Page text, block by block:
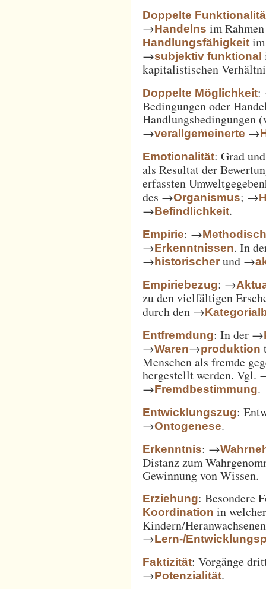
Doppelte
→Handelns im
Handlungsfähigkeit
→subjektiv funktional
kapitalistischen
Doppelte Möglichkeit:
Bedingungen oder
Handlungsbedingungen
→verallgemeinerte →
Emotionalität: Grad
als Resultat der
erfassten
des →Organismus; →
→Befindlichkeit.
Empirie: →
→Erkenntnissen. In
→historischer und →
Empiriebezug: →
zu den vielfältigen
durch den →
Entfremdung: In der →
→Waren→produktion
Menschen als fremde
hergestellt werden. Vgl.
→Fremdbestimmung.
Entwicklungszug:
→Ontogenese.
Erkenntnis: →
Distanz zum
Gewinnung von Wissen.
Erziehung: Besondere
Koordination in
Kindern/
→Lern-/
Faktizität: Vorgänge
→Potenzialität.